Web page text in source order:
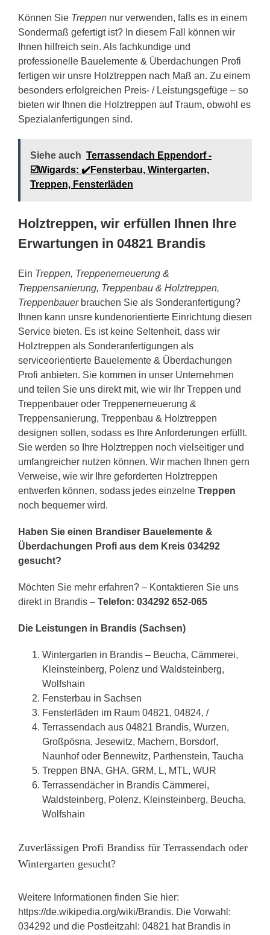
Können Sie Treppen nur verwenden, falls es in einem
Sondermaß gefertigt ist? In diesem Fall können wir
Ihnen hilfreich sein. Als fachkundige und
professionelle Bauelemente & Überdachungen Profi
fertigen wir unsre Holztreppen nach Maß an. Zu einem
besonders erfolgreichen Preis- / Leistungsgefüge – so
bieten wir Ihnen die Holztreppen auf Traum, obwohl es
Spezialanfertigungen sind.
Siehe auch Terrassendach Eppendorf -
☑️Wigards: ✔️Fensterbau, Wintergarten,
Treppen, Fensterläden
Holztreppen, wir erfüllen Ihnen Ihre
Erwartungen in 04821 Brandis
Ein Treppen, Treppenerneuerung &
Treppensanierung, Treppenbau & Holztreppen,
Treppenbauerbrauchen Sie als Sonderanfertigung?
Ihnen kann unsre kundenorientierte Einrichtung diesen
Service bieten. Es ist keine Seltenheit, dass wir
Holztreppen als Sonderanfertigungen als
serviceorientierte Bauelemente & Überdachungen
Profi anbieten. Sie kommen in unser Unternehmen
und teilen Sie uns direkt mit, wie wir Ihr Treppen und
Treppenbauer oder Treppenerneuerung &
Treppensanierung, Treppenbau & Holztreppen
designen sollen, sodass es Ihre Anforderungen erfüllt.
Sie werden so Ihre Holztreppen noch vielseitiger und
umfangreicher nutzen können. Wir machen Ihnen gern
Verweise, wie wir Ihre geforderten Holztreppen
entwerfen können, sodass jedes einzelne Treppen
noch bequemer wird.
Haben Sie einen Brandiser Bauelemente &
Überdachungen Profi aus dem Kreis 034292
gesucht?
Möchten Sie mehr erfahren? – Kontaktieren Sie uns
direkt in Brandis – Telefon: 034292 652-065
Die Leistungen in Brandis (Sachsen)
Wintergarten in Brandis – Beucha, Cämmerei,
Kleinsteinberg, Polenz und Waldsteinberg,
Wolfshain
Fensterbau in Sachsen
Fensterläden im Raum 04821, 04824, /
Terrassendach aus 04821 Brandis, Wurzen,
Großpösna, Jesewitz, Machern, Borsdorf,
Naunhof oder Bennewitz, Parthenstein, Taucha
Treppen BNA, GHA, GRM, L, MTL, WUR
Terrassendächer in Brandis Cämmerei,
Waldsteinberg, Polenz, Kleinsteinberg, Beucha,
Wolfshain
Zuverlässigen Profi Brandiss für Terrassendach oder
Wintergarten gesucht?
Weitere Informationen finden Sie hier:
https://de.wikipedia.org/wiki/Brandis. Die Vorwahl:
034292 und die Postleitzahl: 04821 hat Brandis in